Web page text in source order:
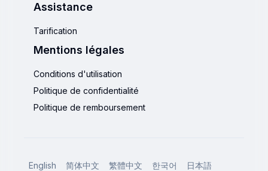
Assistance
Tarification
Mentions légales
Conditions d'utilisation
Politique de confidentialité
Politique de remboursement
English 简体中文 繁體中文 한국어
日本語